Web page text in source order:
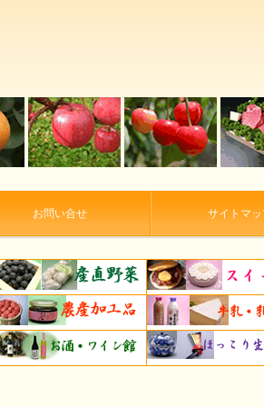
お問い合せ サイトマッ